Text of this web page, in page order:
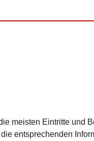
meisten Eintritte und
entsprechenden